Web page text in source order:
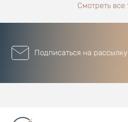
Смотреть
Подписаться на рассылку